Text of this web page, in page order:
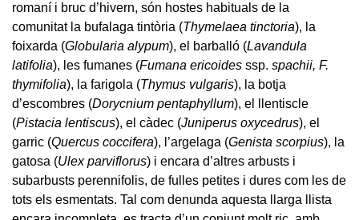
romaní i bruc d’hivern, són hostes habituals de la
comunitat la bufalaga tintòria (Thymelaea tinctoria), la
foixarda (Globularia alypum), el barballó (Lavandula
latifolia), les fumanes (Fumana ericoides ssp. spachii, F.
thymifolia), la farigola (Thymus vulgaris), la botja
d’escombres (Dorycnium pentaphyllum), el llentiscle
(Pistacia lentiscus), el càdec (Juniperus oxycedrus), el
garric (Quercus coccifera), l’argelaga (Genista scorpius), la
gatosa (Ulex parviflorus) i encara d’altres arbusts i
subarbusts perennifolis, de fulles petites i dures com les de
tots els esmentats. Tal com denunda aquesta llarga llista